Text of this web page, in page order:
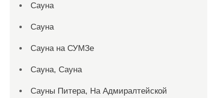
Сауна
Сауна
Сауна на СУМЗе
Сауна, Сауна
Сауны Питера, На Адмиралтейской